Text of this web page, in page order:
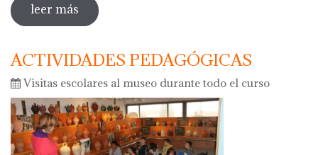
leer más sobre el botijo del 2018
ACTIVIDADES PEDAGÓGICAS
Visitas escolares al museo durante todo el curso